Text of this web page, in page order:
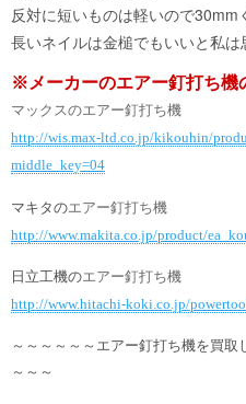
反対に短いものは軽いので30mm
長いネイルは金槌でもいいと私は
※メーカーのエアー釘打ち機
マックスのエアー釘打ち機
http://wis.max-ltd.co.jp/kikouhin/
middle_key=04
マキタのエアー釘打ち機
http://www.makita.co.jp/product/
日立工機のエアー釘打ち機
http://www.hitachi-koki.co.jp/
～～～～～～エアー釘打ち機を買
～～～